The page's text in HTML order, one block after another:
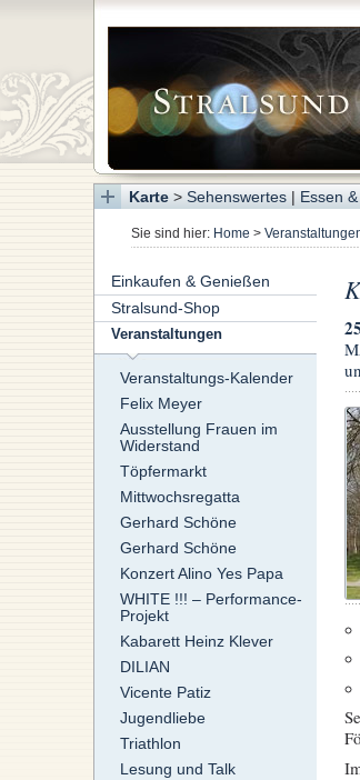
Karte> Sehenswertes| Essen
Sie sind hier: Home >
Einkaufen & Genießen
Stralsund-Shop
Veranstaltungen
Veranstaltungs-Kalender
Felix Meyer
Ausstellung Frauen im
Widerstand
Töpfermarkt
Mittwochsregatta
Gerhard Schöne
Gerhard Schöne
Konzert Alino Yes Papa
WHITE !!! – Performance-
Projekt
Kabarett Heinz Klever
DILIAN
Vicente Patiz
Jugendliebe
Triathlon
Lesung und Talk